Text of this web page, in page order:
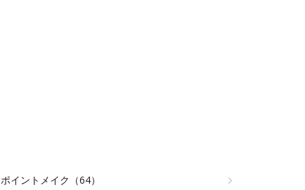
ポイントメイク（64）